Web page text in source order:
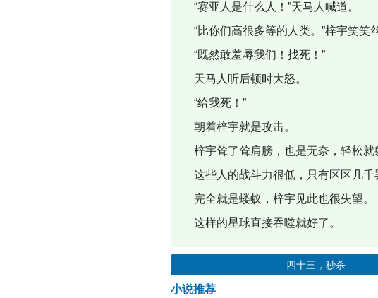
“赛亚人是什么人！”天马人喊道。
“比你们高很多等的人类。”梓宇笑笑
“既然敢羞辱我们！找死！”
天马人听后顿时大怒。
“给我死！”
朝着梓宇就是攻击。
梓宇耸了耸肩膀，也是无奈，轻松就
这些人的战斗力很低，只有区区几千
完全就是蝼蚁，梓宇见此也很失望。
这样的星球直接吞噬就好了。
四十三，秒杀
小说推荐